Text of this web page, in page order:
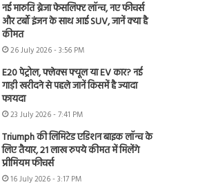
नई मारुति ब्रेजा फेसलिफ्ट लॉन्च, नए फीचर्स
और टर्बो इंजन के साथ आई SUV, जानें क्या है
कीमत
26 July 2026 - 3:56 PM
E20 पेट्रोल, फ्लेक्स फ्यूल या EV कार? नई
गाड़ी खरीदने से पहले जानें किसमें है ज्यादा
फायदा
23 July 2026 - 7:41 PM
Triumph की लिमिटेड एडिशन बाइक लॉन्च के
लिए तैयार, 21 लाख रुपये कीमत में मिलेंगे
प्रीमियम फीचर्स
16 July 2026 - 3:17 PM